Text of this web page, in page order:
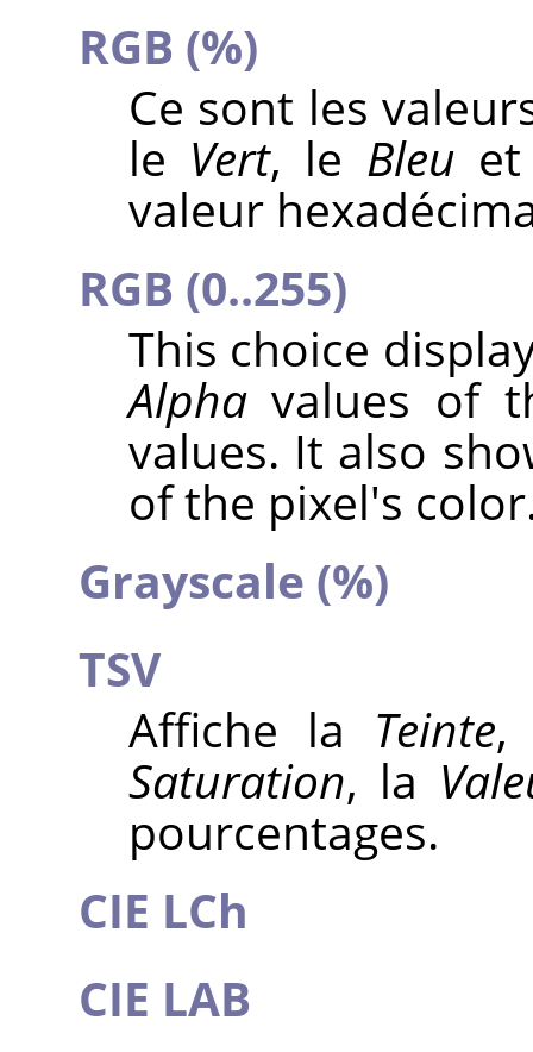
RGB (%)
Ce sont les
le Vert, le Bleu et
valeur
RGB (0..255)
This choice
Alphavalues of
values. It also
of the pixel's
Grayscale (%)
TSV
Affiche la Teinte,
Saturation, la
pourcentages.
CIE LCh
CIE LAB